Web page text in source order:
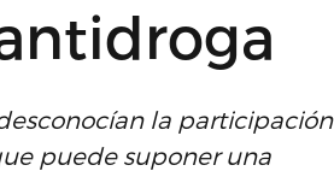
la participación
puede suponer una